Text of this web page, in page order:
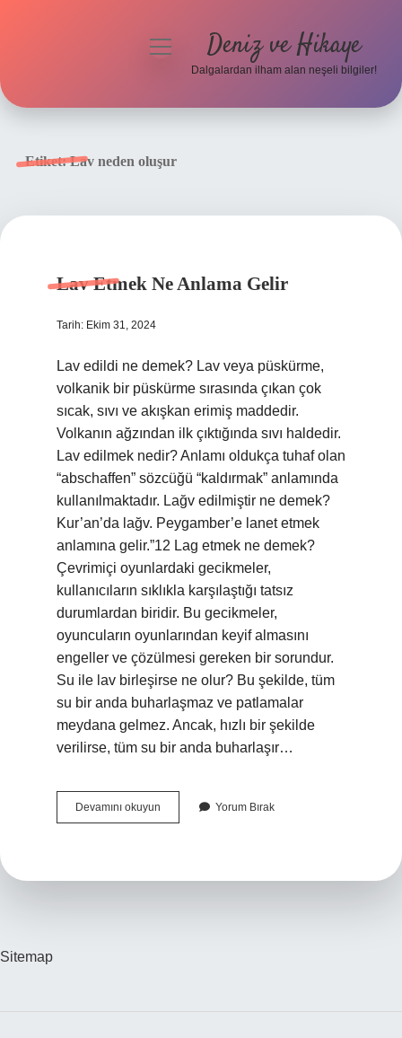
menüyü
Deniz ve Hikaye
Dalgalardan ilham alan neşeli bilgiler!
Etiket:Lav neden oluşur
Lav Etmek Ne Anlama Gelir
Tarih: Ekim 31, 2024
Lav edildi ne demek? Lav veya püskürme,
volkanik bir püskürme sırasında çıkan çok
sıcak, sıvı ve akışkan erimiş maddedir.
Volkanın ağzından ilk çıktığında sıvı haldedir.
Lav edilmek nedir? Anlamı oldukça tuhaf olan
“abschaffen” sözcüğü “kaldırmak” anlamında
kullanılmaktadır. Lağv edilmiştir ne demek?
Kur’an’da lağv. Peygamber’e lanet etmek
anlamına gelir.”12 Lag etmek ne demek?
Çevrimiçi oyunlardaki gecikmeler,
kullanıcıların sıklıkla karşılaştığı tatsız
durumlardan biridir. Bu gecikmeler,
oyuncuların oyunlarından keyif almasını
engeller ve çözülmesi gereken bir sorundur.
Su ile lav birleşirse ne olur? Bu şekilde, tüm
su bir anda buharlaşmaz ve patlamalar
meydana gelmez. Ancak, hızlı bir şekilde
verilirse, tüm su bir anda buharlaşır…
Devamını okuyun
Etmek
Yorum Bırak
Sitemap